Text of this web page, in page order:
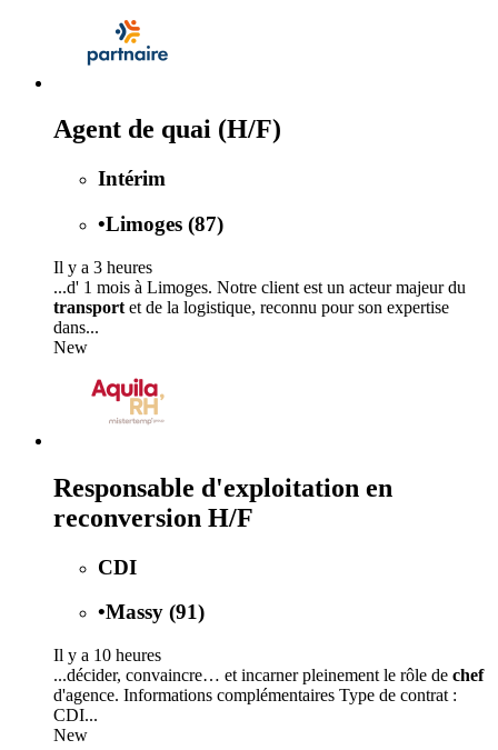
Agent de quai (H/F)
Intérim
•Limoges (87)
Il y a 3 heures
...d' 1 mois à Limoges. Notre client est un acteur majeur du
transport et de la logistique, reconnu pour son expertise
dans...
New
Responsable d'exploitation en
reconversion H/F
CDI
•Massy (91)
Il y a 10 heures
...décider, convaincre… et incarner pleinement le rôle de chef
d'agence. Informations complémentaires Type de contrat :
CDI...
New